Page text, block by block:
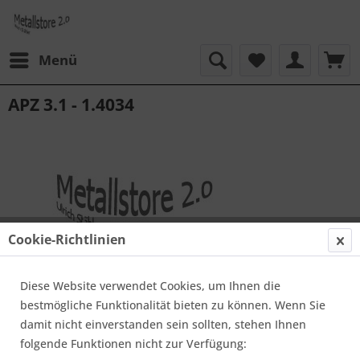
Menü
APZ 3.1 - 1.4034
35,00 € *
Cookie-Richtlinien
Diese Website verwendet Cookies, um Ihnen die
bestmögliche Funktionalität bieten zu können. Wenn Sie
damit nicht einverstanden sein sollten, stehen Ihnen
folgende Funktionen nicht zur Verfügung: